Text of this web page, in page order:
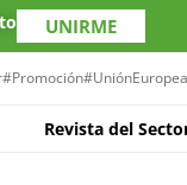
UNIRME
#Promoción#UniónEuropea
Revista del